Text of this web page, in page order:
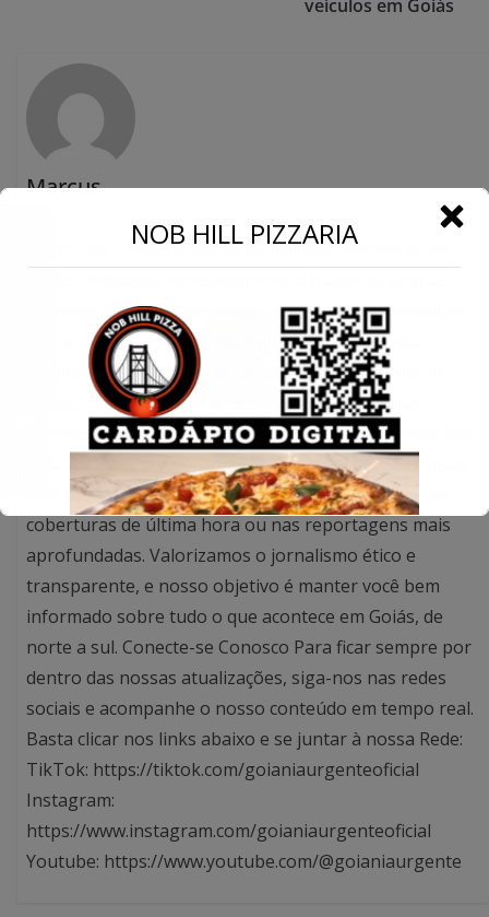
veículos em Goiás
Marcus
Sobre nós Somos o portal de notícias referência em
informações e os fatos mais relevantes que impactam
o nosso estado. Com uma equipe comprometida e
apaixonada por Goiás, estamos sempre na linha de
frente, capturando cada detalhe das ocorrências,
eventos e novidades que fazem a diferença na vida dos
goianos. Nosso compromisso é levar até você notícias
com precisão, agilidade e responsabilidade, seja nas
coberturas de última hora ou nas reportagens mais
aprofundadas. Valorizamos o jornalismo ético e
transparente, e nosso objetivo é manter você bem
informado sobre tudo o que acontece em Goiás, de
norte a sul. Conecte-se Conosco Para ficar sempre por
dentro das nossas atualizações, siga-nos nas redes
sociais e acompanhe o nosso conteúdo em tempo real.
Basta clicar nos links abaixo e se juntar à nossa Rede:
TikTok: https://tiktok.com/goianiaurgenteoficial
Instagram:
https://www.instagram.com/goianiaurgenteoficial
Youtube: https://www.youtube.com/@goianiaurgente
NOB HILL PIZZARIA